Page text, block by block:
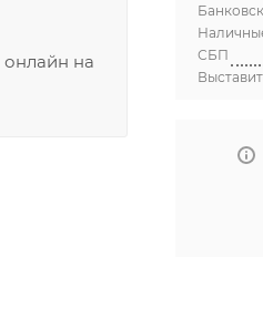
онлайн на
СБП